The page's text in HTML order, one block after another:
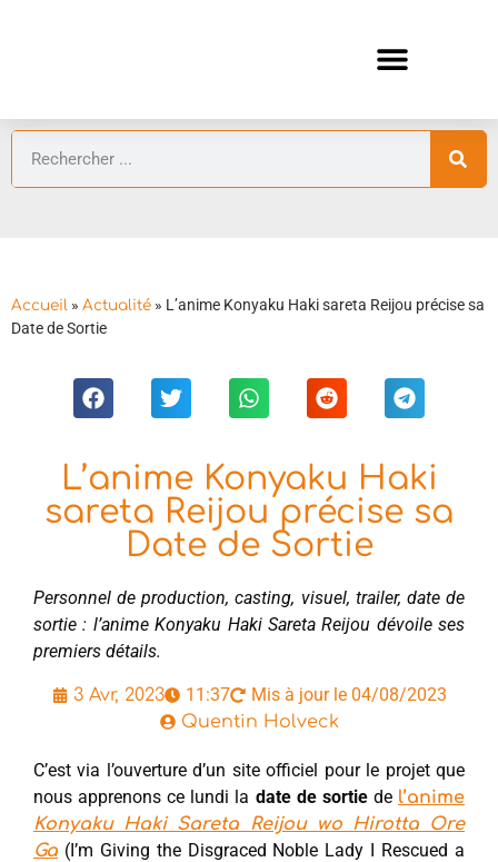
Accueil » Actualité » L’anime Konyaku Haki sareta Reijou précise sa
Date de Sortie
L’anime Konyaku Haki
sareta Reijou précise sa
Date de Sortie
Personnel de production, casting, visuel, trailer, date de
sortie : l’anime Konyaku Haki Sareta Reijou dévoile ses
premiers détails.
3 Avr, 2023 11:37 Mis à jour le 04/08/2023
Quentin Holveck
C’est via l’ouverture d’un site officiel pour le projet que
nous apprenons ce lundi la date de sortiede l’anime
Konyaku Haki Sareta Reijou wo Hirotta Ore
Ga (I’m Giving the Disgraced Noble Lady I Rescued a